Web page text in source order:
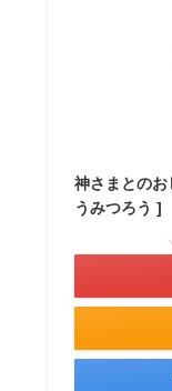
神さまとの
うみつろう ]